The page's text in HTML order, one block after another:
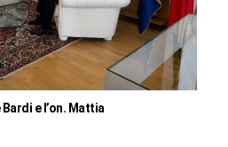
e l’on. Mattia